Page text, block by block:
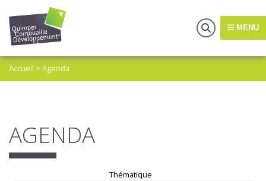
MENU
Accueil > Agenda
AGENDA
Thématique